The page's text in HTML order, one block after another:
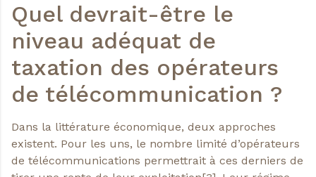
Quel devrait-être le
niveau adéquat de
taxation des opérateurs
de télécommunication ?
Dans la littérature économique, deux approches
existent. Pour les uns, le nombre limité d’opérateurs
de télécommunications permettrait à ces derniers de